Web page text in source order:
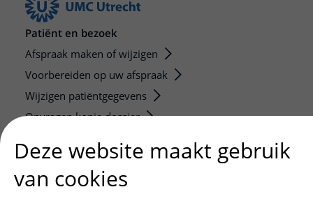
Patiënt en bezoek
Afspraak maken of wijzigen
Voorbereiden op uw afspraak
Wijzigen patiëntgegevens
Opvragen kopie dossier
Onderwijs en onderzoek
Deze website maakt gebruik
van cookies